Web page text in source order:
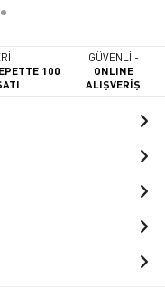
100
GÜVENLİ -
ONLINE
ALIŞVERİŞ